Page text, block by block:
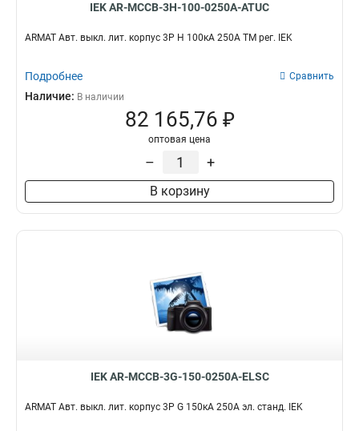
IEK AR-MCCB-3H-100-0250A-ATUC
ARMAT Авт. выкл. лит. корпус 3P H 100кА 250А ТМ рег. IEK
Подробнее Сравнить
Наличие: В наличии
82 165,76 ₽
оптовая цена
– +
В корзину
IEK AR-MCCB-3G-150-0250A-ELSC
ARMAT Авт. выкл. лит. корпус 3P G 150кА 250А эл. станд. IEK